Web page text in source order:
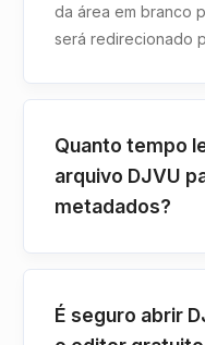
da área em branco
será redirecionado
Quanto tempo
arquivo DJVU
metadados?
É seguro abrir